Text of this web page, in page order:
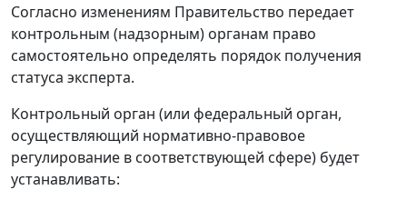
Согласно изменениям Правительство передает
контрольным (надзорным) органам право
самостоятельно определять порядок получения
статуса эксперта.
Контрольный орган (или федеральный орган,
осуществляющий нормативно-правовое
регулирование в соответствующей сфере) будет
устанавливать: